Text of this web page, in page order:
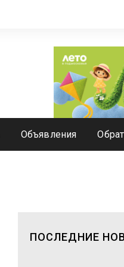
Объявления
ПОСЛЕДНИЕ